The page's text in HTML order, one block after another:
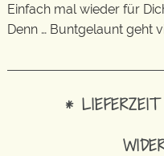
Einfach mal wieder für
Denn … Buntgelaunt geht
* LIEFERZEIT